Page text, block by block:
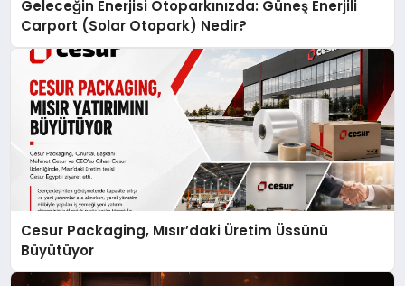
Geleceğin Enerjisi Otoparkınızda: Güneş Enerjili
Carport (Solar Otopark) Nedir?
Cesur Packaging, Mısır’daki Üretim Üssünü
Büyütüyor